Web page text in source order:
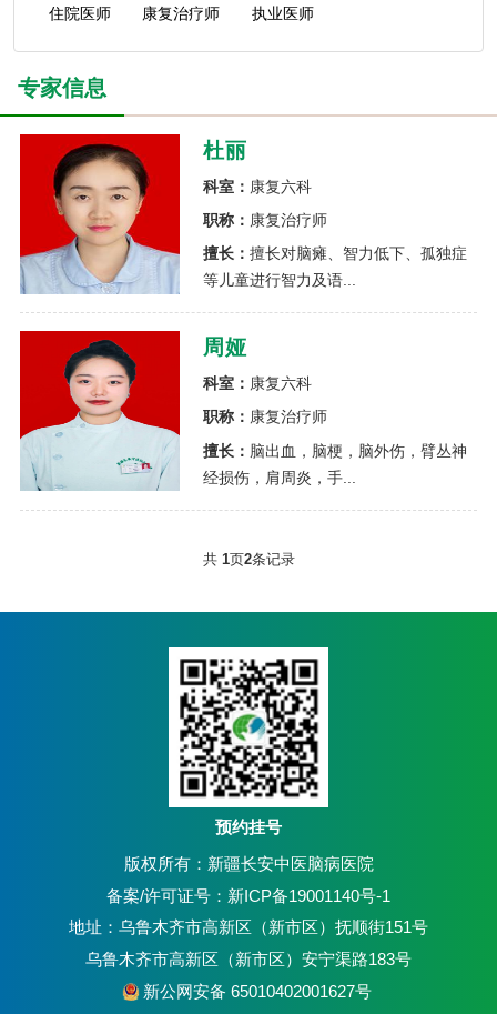
住院医师 康复治疗师 执业医师
专家信息
杜丽
科室： 康复六科
职称： 康复治疗师
擅长： 擅长对脑瘫、智力低下、孤独症
等儿童进行智力及语...
周娅
科室： 康复六科
职称： 康复治疗师
擅长： 脑出血，脑梗，脑外伤，臂丛神
经损伤，肩周炎，手...
共 1页2条记录
预约挂号
版权所有：新疆长安中医脑病医院
备案/许可证号：新ICP备19001140号-1
地址：乌鲁木齐市高新区（新市区）抚顺街151号
乌鲁木齐市高新区（新市区）安宁渠路183号
新公网安备 65010402001627号